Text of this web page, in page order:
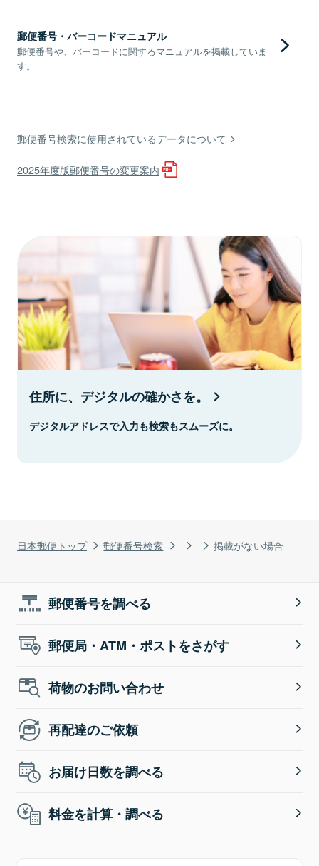
日本郵便トップ 郵便番号検索 掲載がない場合
郵便番号・バーコードマニュアル
郵便番号や、バーコードに関するマニュアルを掲載していま
す。
郵便番号検索に使用されているデータについて
2025年度版郵便番号の変更案内
住所に、デジタルの確かさを。
デジタルアドレスで入力も検索もスムーズに。
郵便番号を調べる
郵便局・ATM・ポストをさがす
荷物のお問い合わせ
再配達のご依頼
お届け日数を調べる
料金を計算・調べる